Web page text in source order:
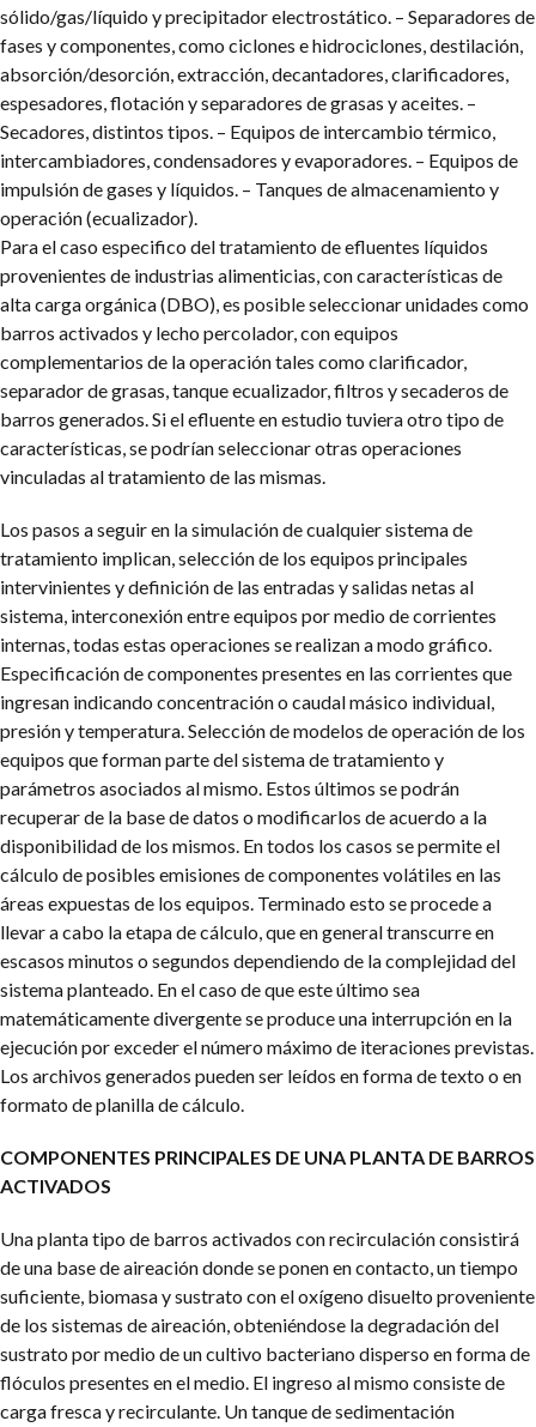
sólido/gas/líquido y precipitador electrostático. – Separadores de
fases y componentes, como ciclones e hidrociclones, destilación,
absorción/desorción, extracción, decantadores, clarificadores,
espesadores, flotación y separadores de grasas y aceites. –
Secadores, distintos tipos. – Equipos de intercambio térmico,
intercambiadores, condensadores y evaporadores. – Equipos de
impulsión de gases y líquidos. – Tanques de almacenamiento y
operación (ecualizador).
Para el caso especifico del tratamiento de efluentes líquidos
provenientes de industrias alimenticias, con características de
alta carga orgánica (DBO), es posible seleccionar unidades como
barros activados y lecho percolador, con equipos
complementarios de la operación tales como clarificador,
separador de grasas, tanque ecualizador, filtros y secaderos de
barros generados. Si el efluente en estudio tuviera otro tipo de
características, se podrían seleccionar otras operaciones
vinculadas al tratamiento de las mismas.
Los pasos a seguir en la simulación de cualquier sistema de
tratamiento implican, selección de los equipos principales
intervinientes y definición de las entradas y salidas netas al
sistema, interconexión entre equipos por medio de corrientes
internas, todas estas operaciones se realizan a modo gráfico.
Especificación de componentes presentes en las corrientes que
ingresan indicando concentración o caudal másico individual,
presión y temperatura. Selección de modelos de operación de los
equipos que forman parte del sistema de tratamiento y
parámetros asociados al mismo. Estos últimos se podrán
recuperar de la base de datos o modificarlos de acuerdo a la
disponibilidad de los mismos. En todos los casos se permite el
cálculo de posibles emisiones de componentes volátiles en las
áreas expuestas de los equipos. Terminado esto se procede a
llevar a cabo la etapa de cálculo, que en general transcurre en
escasos minutos o segundos dependiendo de la complejidad del
sistema planteado. En el caso de que este último sea
matemáticamente divergente se produce una interrupción en la
ejecución por exceder el número máximo de iteraciones previstas.
Los archivos generados pueden ser leídos en forma de texto o en
formato de planilla de cálculo.
COMPONENTES PRINCIPALES DE UNA PLANTA DE BARROS
ACTIVADOS
Una planta tipo de barros activados con recirculación consistirá
de una base de aireación donde se ponen en contacto, un tiempo
suficiente, biomasa y sustrato con el oxígeno disuelto proveniente
de los sistemas de aireación, obteniéndose la degradación del
sustrato por medio de un cultivo bacteriano disperso en forma de
flóculos presentes en el medio. El ingreso al mismo consiste de
carga fresca y recirculante. Un tanque de sedimentación